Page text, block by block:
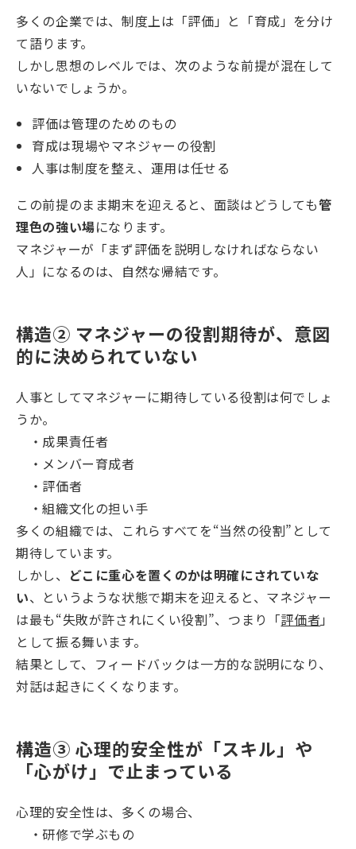
多くの企業では、制度上は「評価」と「育成」を分け
て語ります。
しかし思想のレベルでは、次のような前提が混在して
いないでしょうか。
評価は管理のためのもの
育成は現場やマネジャーの役割
人事は制度を整え、運用は任せる
この前提のまま期末を迎えると、面談はどうしても管
理色の強い場になります。
マネジャーが「まず評価を説明しなければならない
人」になるのは、自然な帰結です。
構造② マネジャーの役割期待が、意図
的に決められていない
人事としてマネジャーに期待している役割は何でしょ
うか。
・成果責任者
・メンバー育成者
・評価者
・組織文化の担い手
多くの組織では、これらすべてを“当然の役割”として
期待しています。
しかし、 どこに重心を置くのかは明確にされていな
い、というような状態で期末を迎えると、マネジャー
は最も“失敗が許されにくい役割”、つまり「評価者 」
として振る舞います。
結果として、フィードバックは一方的な説明になり、
対話は起きにくくなります。
構造③ 心理的安全性が「スキル」や
「心がけ」で止まっている
心理的安全性は、多くの場合、
・研修で学ぶもの